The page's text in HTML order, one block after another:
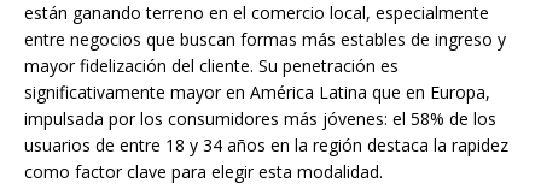
están ganando terreno en el comercio local, especialmente
entre negocios que buscan formas más estables de ingreso y
mayor fidelización del cliente. Su penetración es
significativamente mayor en América Latina que en Europa,
impulsada por los consumidores más jóvenes: el 58% de los
usuarios de entre 18 y 34 años en la región destaca la rapidez
como factor clave para elegir esta modalidad.